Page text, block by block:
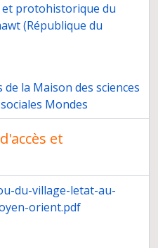
protohistorique du
(République du
de la Maison des sciences
Mondes
et
du-village-letat-au-
orient.pdf